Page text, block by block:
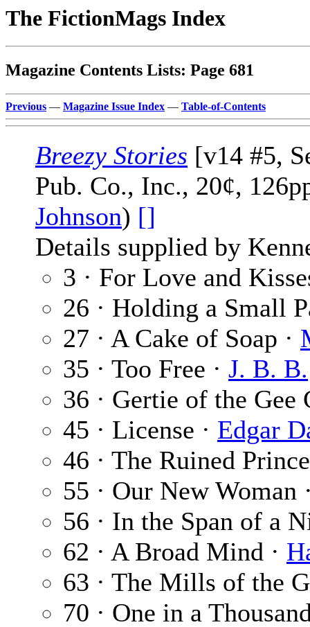
The FictionMags Index
Magazine Contents Lists: Page 681
Previous — Magazine Issue Index — Table-of-Contents
Breezy Stories [v14 #5,
Pub. Co., Inc., 20¢,
Johnson) []
Details supplied by
3 · For Love and
26 · Holding a Small
27 · A Cake of Soap ·
35 · Too Free · J. B. B.
36 · Gertie of the Gee
45 · License · Edgar
46 · The Ruined
55 · Our New Woman
56 · In the Span of a
62 · A Broad Mind ·
63 · The Mills of the
70 · One in a